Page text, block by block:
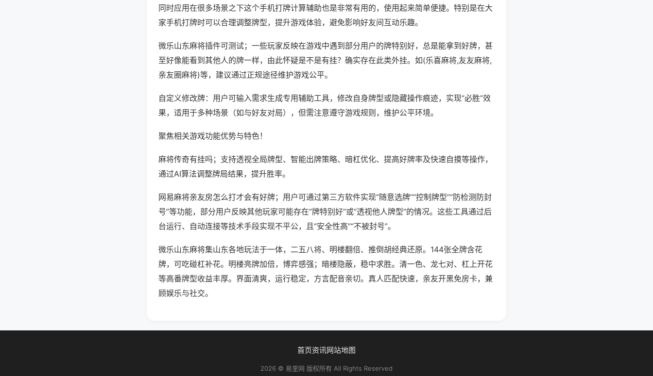
同时应用在很多场景之下这个手机打牌计算辅助也是非常有用的，使用起来简单便捷。特别是在大
家手机打牌时可以合理调整牌型，提升游戏体验，避免影响好友间互动乐趣。
微乐山东麻将插件可测试；一些玩家反映在游戏中遇到部分用户的牌特别好，总是能拿到好牌，甚
至好像能看到其他人的牌一样，由此怀疑是不是有挂？确实存在此类外挂。如(乐喜麻将,友友麻将,
亲友圈麻将)等，建议通过正规途径维护游戏公平。
自定义修改牌：用户可输入需求生成专用辅助工具，修改自身牌型或隐藏操作痕迹，实现“必胜”效
果，适用于多种场景（如与好友对局），但需注意遵守游戏规则，维护公平环境。
聚焦相关游戏功能优势与特色！
麻将传奇有挂吗；支持透视全局牌型、智能出牌策略、暗杠优化、提高好牌率及快速自摸等操作，
通过AI算法调整牌局结果，提升胜率。
网易麻将亲友房怎么打才会有好牌；用户可通过第三方软件实现“随意选牌”“控制牌型”“防检测防封
号”等功能，部分用户反映其他玩家可能存在“牌特别好”或“透视他人牌型”的情况。这些工具通过后
台运行、自动连接等技术手段实现不平公，且“安全性高”“不被封号”。
微乐山东麻将集山东各地玩法于一体，二五八将、明楼翻倍、推倒胡经典还原。144张全牌含花
牌，可吃碰杠补花。明楼亮牌加倍，博弈感强；暗楼隐蔽，稳中求胜。清一色、龙七对、杠上开花
等高番牌型收益丰厚。界面清爽，运行稳定，方言配音亲切。真人匹配快速，亲友开黑免房卡，兼
顾娱乐与社交。
首页资讯网站地图
2026 © 易里网 版权所有 All Rights Reserved